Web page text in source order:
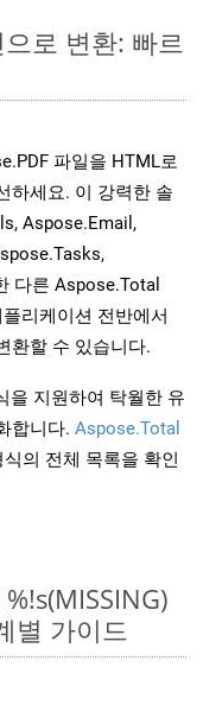
로 변환: 빠르
파일을 HTML로
하세요. 이 강력한 솔
Aspose.Email,
다른 Aspose.Total
리케이션 전반에서
환할 수 있습니다.
을 지원하여 탁월한 유
합니다. Aspose.Total
의 전체 목록을 확인
별 가이드